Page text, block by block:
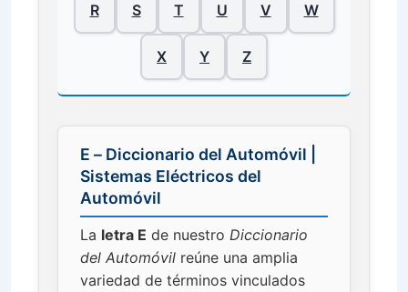
R S T U V W
X Y Z
E – Diccionario del Automóvil |
Sistemas Eléctricos del
Automóvil
La letra E de nuestro Diccionario
del Automóvil reúne una amplia
variedad de términos vinculados